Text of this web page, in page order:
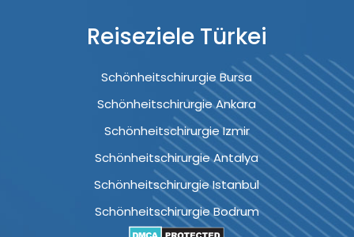
Reiseziele Türkei
Schönheitschirurgie Bursa
Schönheitschirurgie Ankara
Schönheitschirurgie Izmir
Schönheitschirurgie Antalya
Schönheitschirurgie Istanbul
Schönheitschirurgie Bodrum